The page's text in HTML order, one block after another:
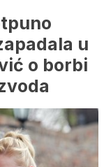
u
o borbi